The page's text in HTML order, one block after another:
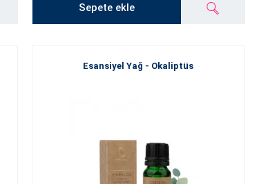
Sepete ekle
Esansiyel Yağ - Okaliptüs